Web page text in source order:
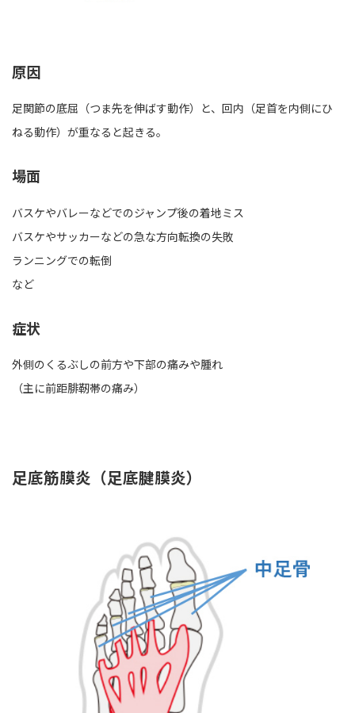
原因
足関節の底屈（つま先を伸ばす動作）と、回内（足首を内側にひ
ねる動作）が重なると起きる。
場面
バスケやバレーなどでのジャンプ後の着地ミス
バスケやサッカーなどの急な方向転換の失敗
ランニングでの転倒
など
症状
外側のくるぶしの前方や下部の痛みや腫れ
（主に前距腓靭帯の痛み）
足底筋膜炎（足底腱膜炎）